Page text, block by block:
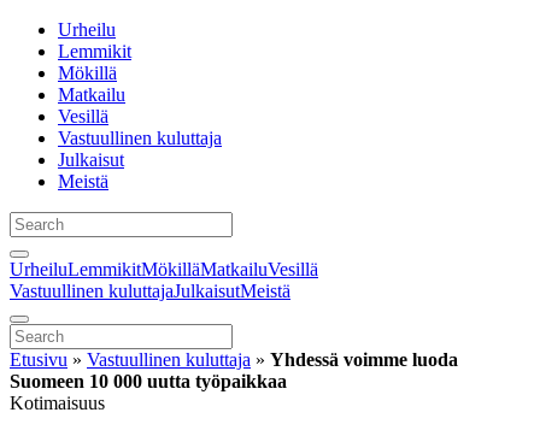
Urheilu
Lemmikit
Mökillä
Matkailu
Vesillä
Vastuullinen kuluttaja
Julkaisut
Meistä
UrheiluLemmikitMökilläMatkailuVesillä
Vastuullinen kuluttajaJulkaisutMeistä
Etusivu » Vastuullinen kuluttaja » Yhdessä voimme luoda
Suomeen 10 000 uutta työpaikkaa
Kotimaisuus